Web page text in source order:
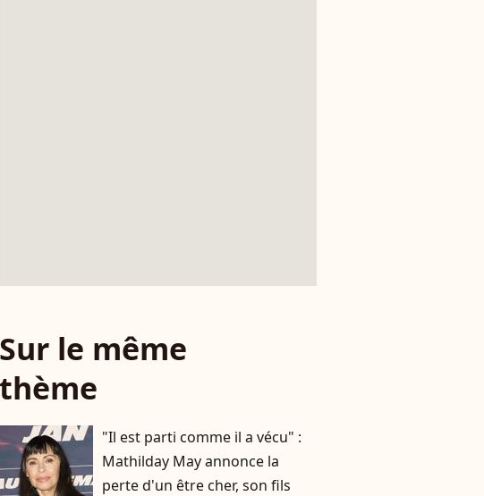
Sur le même
thème
"Il est parti comme il a vécu" :
Mathilday May annonce la
perte d'un être cher, son fils